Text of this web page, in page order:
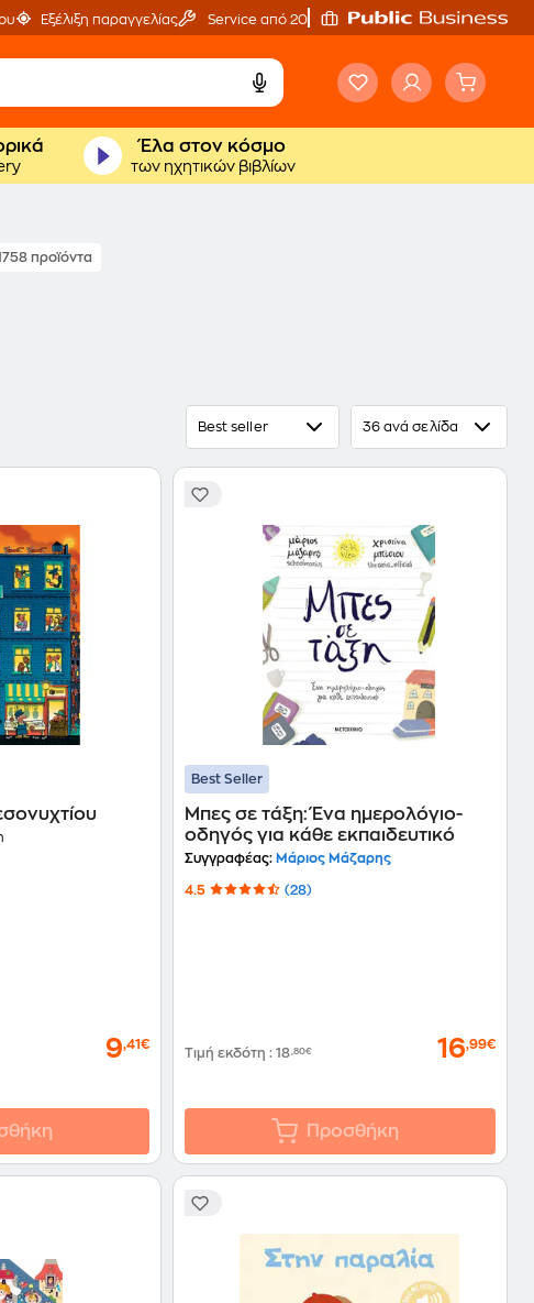
Εξέλιξη παραγγελίας Service από 20'
Έλα στον κόσμο
των ηχητικών βιβλίων
προϊόντα
Best seller 36 ανά σελίδα
9,41€
Best Seller
Μπες σε τάξη: Ένα ημερολόγιο-
οδηγός για κάθε εκπαιδευτικό
Συγγραφέας:Μάριος Μάζαρης
4.5 (28)
Τιμή εκδότη : 18,80€ 16,99€
Προσθήκη